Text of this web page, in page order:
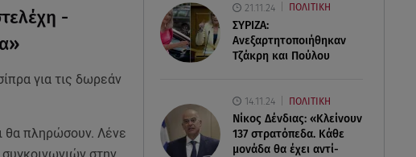
21.11.24 ΠΟΛΙΤΙΚΗ
ΣΥΡΙΖΑ:
Ανεξαρτητοποιήθηκαν
Τζάκρη και Πούλου
14.11.24 ΠΟΛΙΤΙΚΗ
Νίκος Δένδιας: «Κλείνουν
137 στρατόπεδα. Kάθε
μονάδα θα έχει αντί-
-
για τις δωρεάν
θα πληρώσουν. Λένε